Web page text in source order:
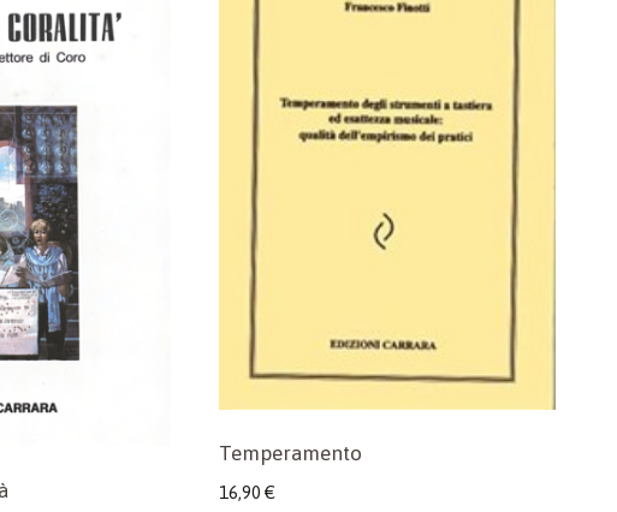
Temperamento
16,90 €